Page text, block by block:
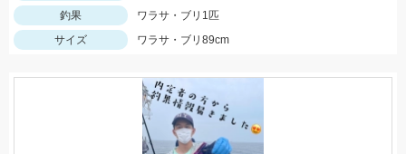
釣果
ワラサ・ブリ1匹
サイズ
ワラサ・ブリ89cm